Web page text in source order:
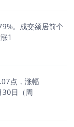
。成交额居前个
1
点，涨幅
日（周